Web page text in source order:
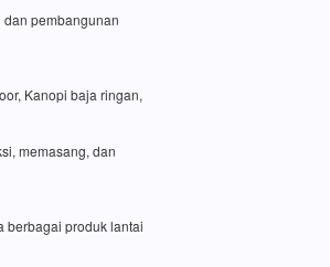
pembangunan
Kanopi baja ringan,
memasang, dan
berbagai produk lantai